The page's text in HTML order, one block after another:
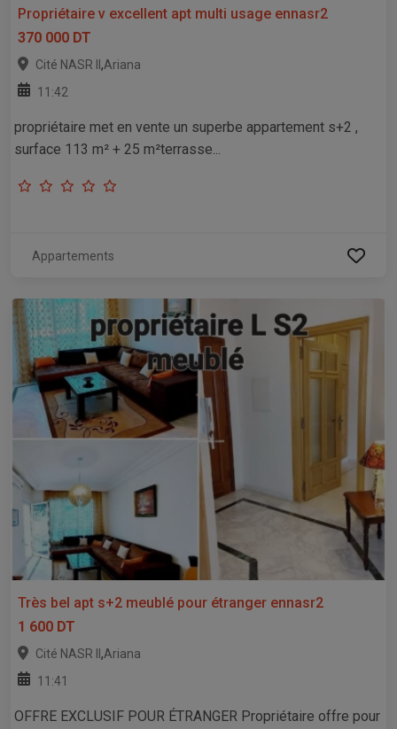
Propriétaire v excellent apt multi usage ennasr2
370 000 DT
Cité NASR II ,Ariana
11:42
propriétaire met en vente un superbe appartement s+2 ,
surface 113 m² + 25 m²terrasse...
Appartements
Très bel apt s+2 meublé pour étranger ennasr2
1 600 DT
Cité NASR II ,Ariana
11:41
OFFRE EXCLUSIF POUR ÉTRANGER Propriétaire offre pour